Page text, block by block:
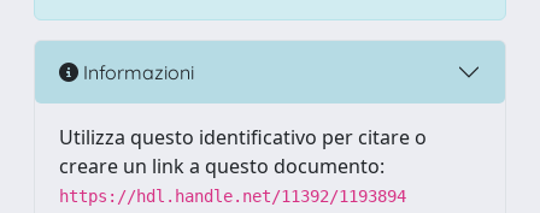
Informazioni
Utilizza questo identificativo per citare o
creare un link a questo documento:
https://hdl.handle.net/11392/1193894